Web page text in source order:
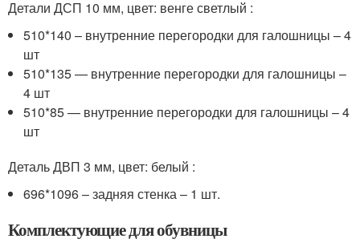
Детали ДСП 10 мм, цвет: венге светлый :
510*140 – внутренние перегородки для галошницы – 4
шт
510*135 — внутренние перегородки для галошницы –
4 шт
510*85 — внутренние перегородки для галошницы – 4
шт
Деталь ДВП 3 мм, цвет: белый :
696*1096 – задняя стенка – 1 шт.
Комплектующие для обувницы